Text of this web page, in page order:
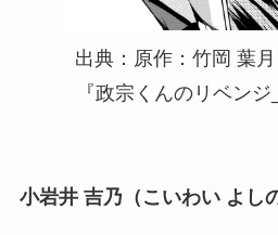
出典：原作：竹岡 葉
『政宗くんのリベン
小岩井 吉乃（こいわい よし